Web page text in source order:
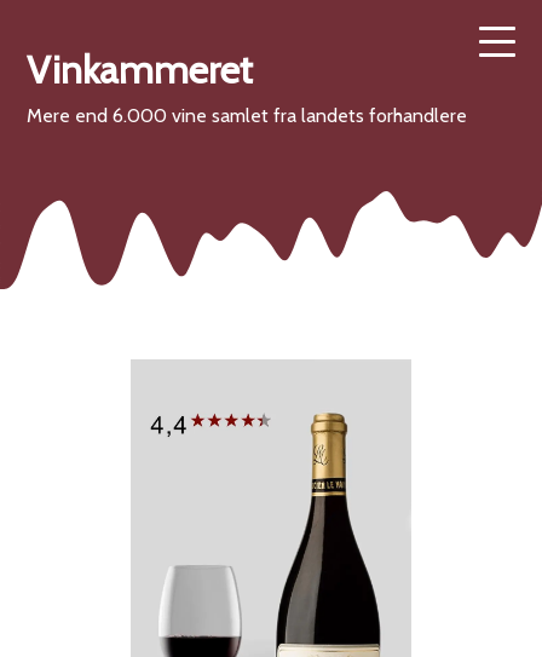
Vinkammeret
Mere end 6.000 vine samlet fra landets forhandlere